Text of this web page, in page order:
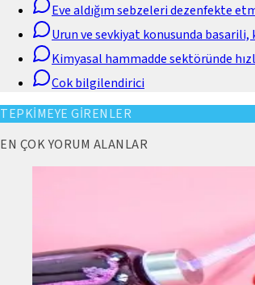
Eve aldığım sebzeleri dezenfekte
Urun ve sevkiyat konusunda
Kimyasal hammadde sektöründe
Cok bilgilendirici
TEPKİMEYE GİRENLER
EN ÇOK YORUM ALANLAR